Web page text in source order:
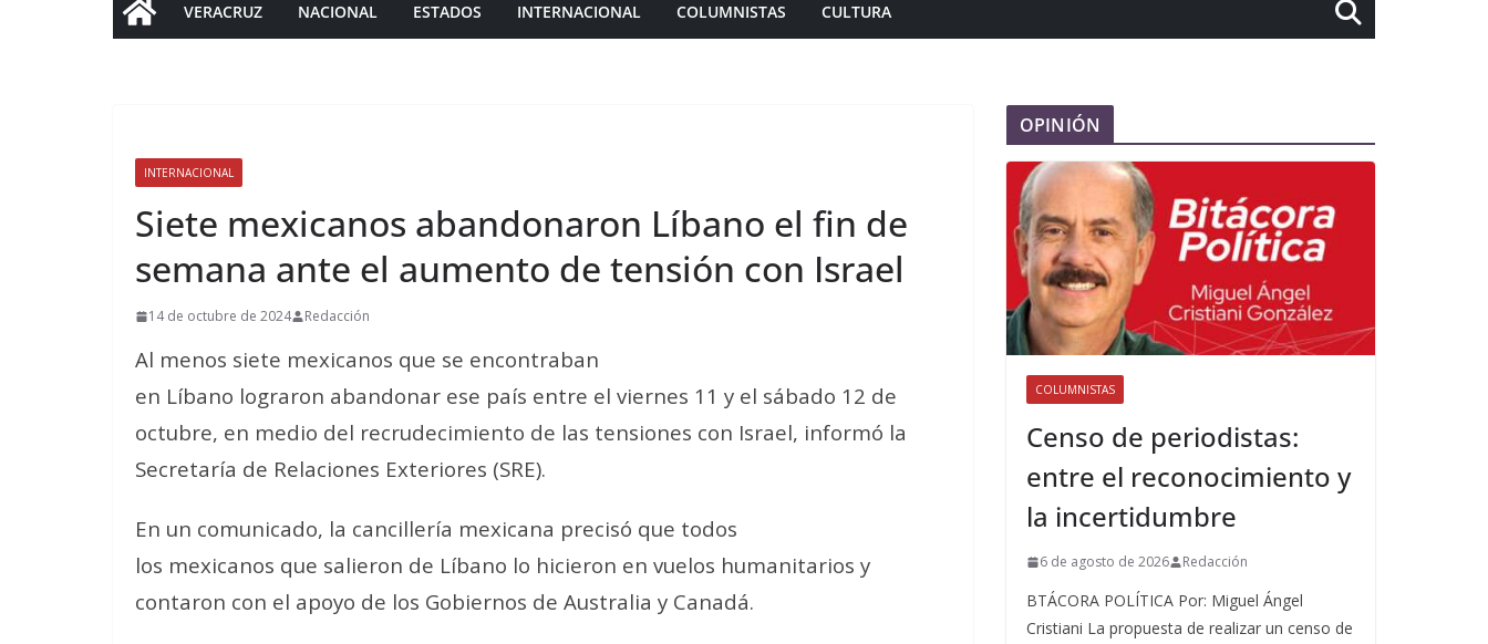
VERACRUZ NACIONAL ESTADOS INTERNACIONAL COLUMNISTAS CULTURA
INTERNACIONAL
Siete mexicanos abandonaron Líbano el fin de
semana ante el aumento de tensión con Israel
14 de octubre de 2024 Redacción
Al menos siete mexicanos que se encontraban
en Líbano lograron abandonar ese país entre el viernes 11 y el sábado 12 de
octubre, en medio del recrudecimiento de las tensiones con Israel, informó la
Secretaría de Relaciones Exteriores (SRE).
En un comunicado, la cancillería mexicana precisó que todos
los mexicanos que salieron de Líbano lo hicieron en vuelos humanitarios y
contaron con el apoyo de los Gobiernos de Australia y Canadá.
OPINIÓN
COLUMNISTAS
Censo de periodistas:
entre el reconocimiento y
la incertidumbre
6 de agosto de 2026 Redacción
BTÁCORA POLÍTICA Por: Miguel Ángel
Cristiani La propuesta de realizar un censo de